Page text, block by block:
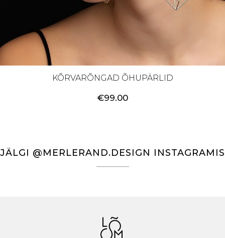
KÕRVARÕNGAD ÕHUPÄRLID
€99.00
JÄLGI @MERLERAND.DESIGN INSTAGRAMIS